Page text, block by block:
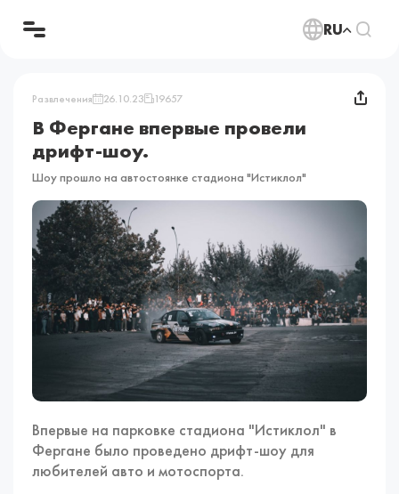
RU
Развлечения 26.10.23 19657
В Фергане впервые провели
дрифт-шоу.
Шоу прошло на автостоянке стадиона "Истиклол"
Впервые на парковке стадиона "Истиклол" в
Фергане было проведено дрифт-шоу для
любителей авто и мотоспорта.